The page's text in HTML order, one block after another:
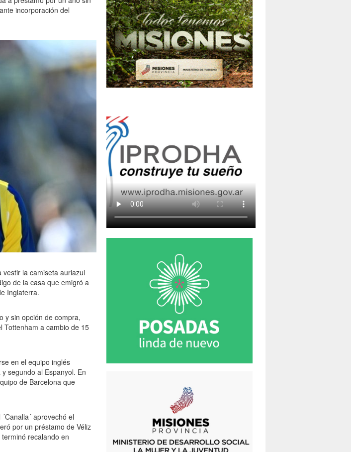
incorporación del
la camiseta auriazul
de la casa que emigró a
Inglaterra.
y sin opción de compra,
Tottenham a cambio de 15
en el equipo inglés
segundo al Espanyol. En
de Barcelona que
aprovechó el
por un préstamo de Véliz
recalando en